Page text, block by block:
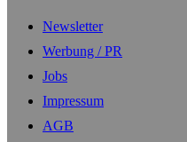
Newsletter
Werbung / PR
Jobs
Impressum
AGB